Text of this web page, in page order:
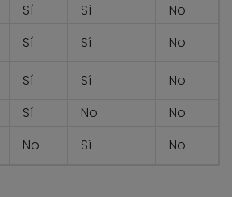
Sí Sí No
Sí Sí No
Sí Sí No
Sí No No
No Sí No